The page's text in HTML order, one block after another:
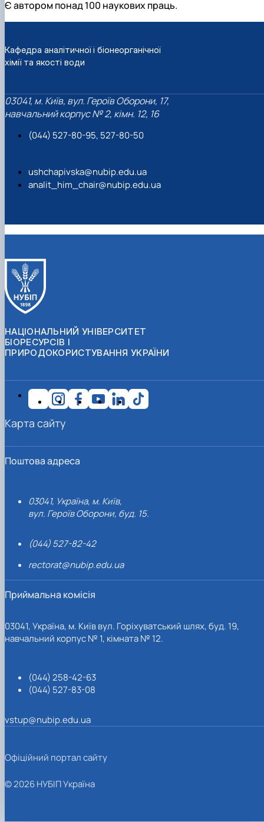
Є автором понад 100 наукових праць.
Кафедра аналітичної і біонеорганічної
хімії та якості води
03041, м. Київ, вул. Героїв Оборони, 17,
навчальний корпус № 2, кімн. 12, 16
(044) 527-80-95, 527-80-50
ushchapivska@nubip.edu.ua
analit_him_chair@nubip.edu.ua
НАЦІОНАЛЬНИЙ УНІВЕРСИТЕТ
БІОРЕСУРСІВ І
ПРИРОДОКОРИСТУВАННЯ УКРАЇНИ
Поштова адреса
03041, Україна, м. Київ,
вул. Героїв Оборони, буд. 15.
(044) 527-82-42
rectorat@nubip.edu.ua
Приймальна комісія
03041, Україна, м. Київ вул. Горіхуватський шлях, буд. 19,
навчальний корпус № 1, кімната № 12.
(044) 258-42-63
(044) 527-83-08
vstup@nubip.edu.ua
Карта сайту
Офіційний портал сайту
© 2026 НУБІП Україна